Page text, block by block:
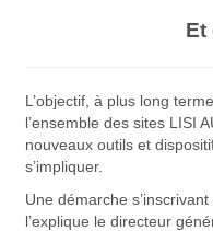
Et
L’objectif, à plus long
l’ensemble des sites LISI
nouveaux outils et
s’impliquer.
Une démarche
l’explique le directeur